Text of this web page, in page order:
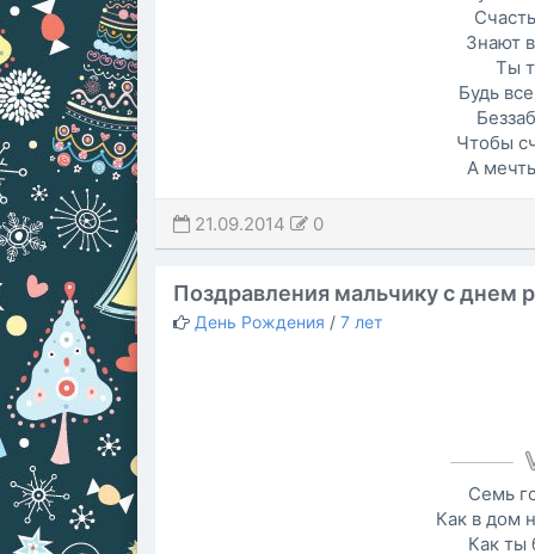
Знают
Ты
Будь
Чтобы
А
21.09.2014 0
Поздравления мальчику с днем
День Рождения / 7 лет
Семь
Как в дом
Как ты